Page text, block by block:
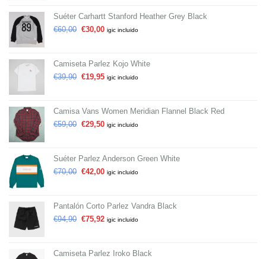
Suéter Carhartt Stanford Heather Grey Black
€60,00 €30,00 igic incluido
Camiseta Parlez Kojo White
€39,90 €19,95 igic incluido
Camisa Vans Women Meridian Flannel Black Red
€59,00 €29,50 igic incluido
Suéter Parlez Anderson Green White
€70,00 €42,00 igic incluido
Pantalón Corto Parlez Vandra Black
€94,90 €75,92 igic incluido
Camiseta Parlez Iroko Black